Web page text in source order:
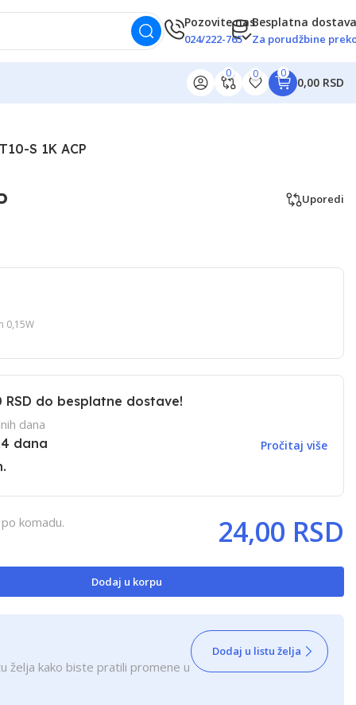
Pozovite nas
024/222-765
Besplatna
Za porudžbine
0 0 0
0,00 RSD
S 1K ACP
Uporedi
0,15W
do besplatne dostave!
dana
dana
Pročitaj više
komadu. 24,00 RSD
Dodaj u korpu
želja kako biste pratili promene u
Dodaj u listu želja